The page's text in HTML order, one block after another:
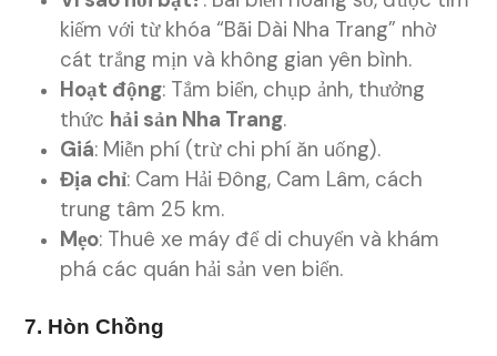
kiếm với từ khóa “Bãi Dài Nha Trang” nhờ
cát trắng mịn và không gian yên bình.
Hoạt động: Tắm biển, chụp ảnh, thưởng
thức hải sản Nha Trang.
Giá: Miễn phí (trừ chi phí ăn uống).
Địa chỉ: Cam Hải Đông, Cam Lâm, cách
trung tâm 25 km.
Mẹo: Thuê xe máy để di chuyển và khám
phá các quán hải sản ven biển.
7. Hòn Chồng